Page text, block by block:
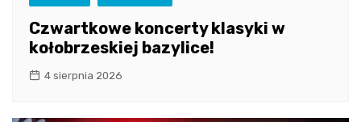
Czwartkowe koncerty klasyki w
kołobrzeskiej bazylice!
4 sierpnia 2026